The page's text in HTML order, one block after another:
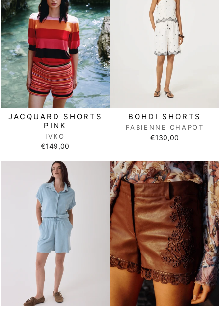
JACQUARD SHORTS
PINK
IVKO
€149,00
BOHDI SHORTS
FABIENNE CHAPOT
€130,00